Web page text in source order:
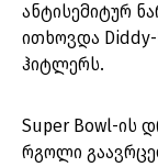
ანტისემიტურ
ითხოვდა
ჰიტლერს.
Super Bowl-ის
რგოლი